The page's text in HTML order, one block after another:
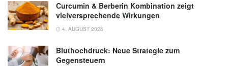
Curcumin & Berberin Kombination zeigt
vielversprechende Wirkungen
4. AUGUST 2026
Bluthochdruck: Neue Strategie zum
Gegensteuern